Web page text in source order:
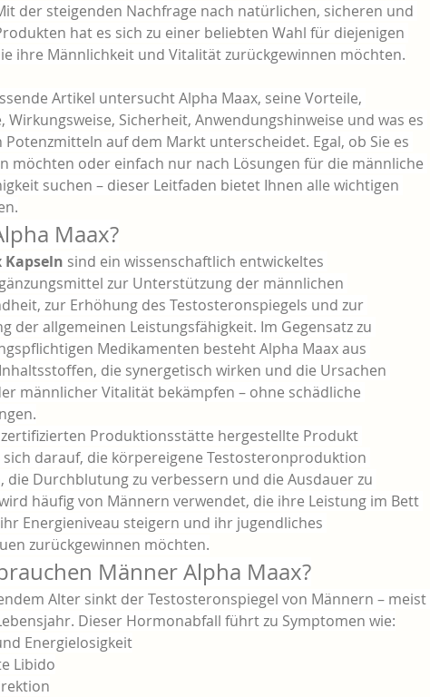
der steigenden Nachfrage nach natürlichen, sicheren und
hat es sich zu einer beliebten Wahl für diejenigen
ihre Männlichkeit und Vitalität zurückgewinnen möchten.
Artikel untersucht Alpha Maax, seine Vorteile,
Wirkungsweise, Sicherheit, Anwendungshinweise und was es
auf dem Markt unterscheidet. Egal, ob Sie es
möchten oder einfach nur nach Lösungen für die männliche
suchen – dieser Leitfaden bietet Ihnen alle wichtigen
Maax?
Kapseln sind ein wissenschaftlich entwickeltes
zur Unterstützung der männlichen
zur Erhöhung des Testosteronspiegels und zur
der allgemeinen Leistungsfähigkeit. Im Gegensatz zu
Medikamenten besteht Alpha Maax aus
die synergetisch wirken und die Ursachen
männlicher Vitalität bekämpfen – ohne schädliche
Produktionsstätte hergestellte Produkt
darauf, die körpereigene Testosteronproduktion
die Durchblutung zu verbessern und die Ausdauer zu
häufig von Männern verwendet, die ihre Leistung im Bett
Energieniveau steigern und ihr jugendliches
zurückgewinnen möchten.
Männer Alpha Maax?
Alter sinkt der Testosteronspiegel von Männern – meist
Dieser Hormonabfall führt zu Symptomen wie:
Energielosigkeit
Libido